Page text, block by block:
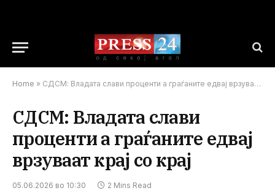
Home » СДСМ: Владата слави проценти а граѓаните едвај врзуваат крај со крај
СДСМ: Владата слави
проценти а граѓаните едвај
врзуваат крај со крај
05.06.2026 во 10:30 2 Mins Read